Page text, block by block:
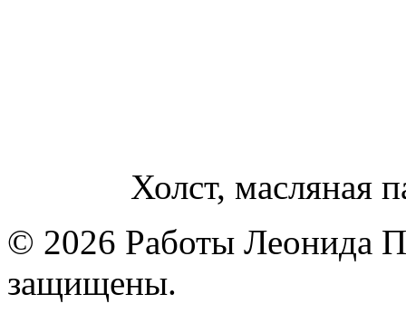
Холст, масляная
© 2026 Работы Леонида
защищены.